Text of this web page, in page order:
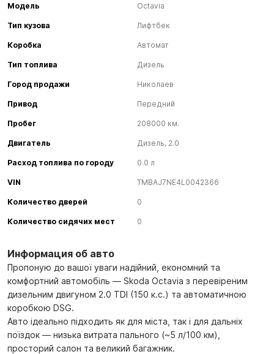
Информация об авто
Пропоную до вашої уваги надійний, економний та
комфортний автомобіль — Skoda Octavia з перевіреним
дизельним двигуном 2.0 TDI (150 к.с.) та автоматичною
коробкою DSG.
Авто ідеально підходить як для міста, так і для дальніх
поїздок — низька витрата пального (~5 л/100 км),
просторий салон та великий багажник.
Модель Octavia
Тип кузова Лифтбек
Коробка Автомат
Тип топлива Дизель
Город продажи Николаев
Привод Передний
Пробег 208000 км.
Двигатель Дизель, 2.0
Расход топлива по городу 0.0 л
VIN TMBAJ7NE4L0042366
Количество дверей 0
Количество сидячих мест 0